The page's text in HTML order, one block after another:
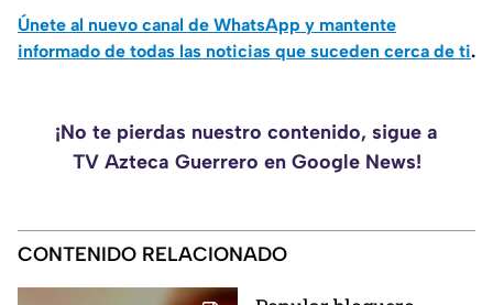
Únete al nuevo canal de WhatsApp y mantente
informado de todas las noticias que suceden cerca de ti.
¡No te pierdas nuestro contenido, sigue a
TV Azteca Guerrero en Google News!
CONTENIDO RELACIONADO